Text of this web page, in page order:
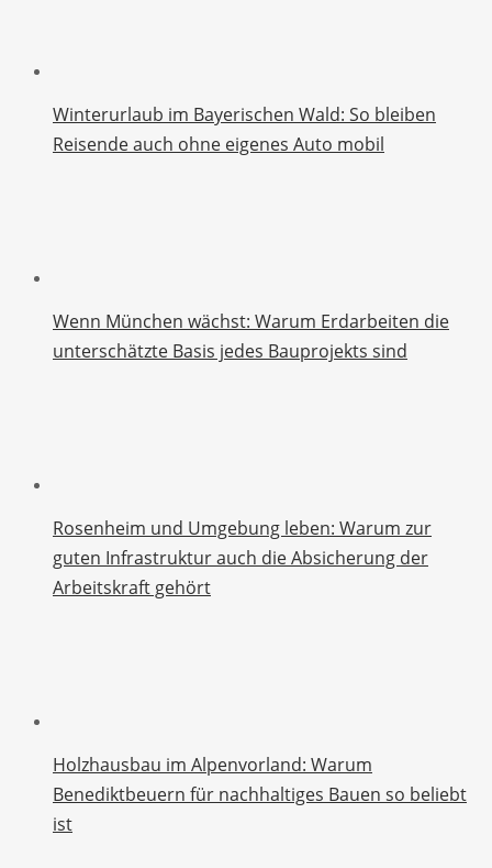
Winterurlaub im Bayerischen Wald: So bleiben
Reisende auch ohne eigenes Auto mobil
Wenn München wächst: Warum Erdarbeiten die
unterschätzte Basis jedes Bauprojekts sind
Rosenheim und Umgebung leben: Warum zur
guten Infrastruktur auch die Absicherung der
Arbeitskraft gehört
Holzhausbau im Alpenvorland: Warum
Benediktbeuern für nachhaltiges Bauen so beliebt
ist